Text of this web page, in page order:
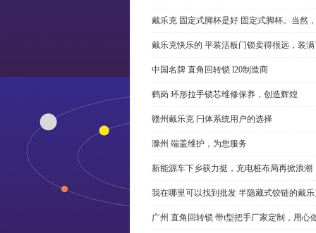
戴乐克 固定式脚杯是好 固定式脚杯。当然
戴乐克快乐的 平装活板门锁卖得很远，装
中国名牌 直角回转锁 l20制造商
鹤岗 环形拉手锁芯维修保养，创造辉煌
赣州戴乐克 闩体系统用户的选择
滁州 端盖维护，为您服务
新能源车下乡获力挺，充电桩布局再掀浪潮
我在哪里可以找到批发 半隐藏式铰链的戴
广州 直角回转锁 带t型把手厂家定制，用心